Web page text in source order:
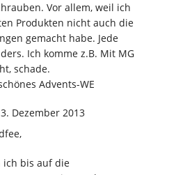
Vor allem, weil ich
Produkten nicht auch die
gemacht habe. Jede
Ich komme z.B. Mit MG
schade.
Advents-WE
Dezember 2013
ich bis auf die